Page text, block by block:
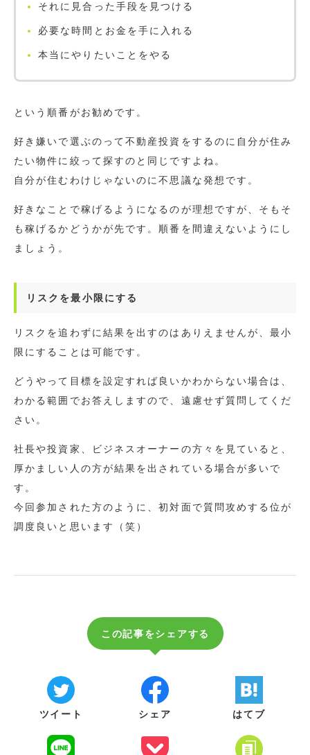
それに見合った手段を見つける
必要な時間とお金を手に入れる
本当にやりたいことをやる
という順番がお勧めです。
好き嫌いで選ぶのって不動産投資をするのに自分が住み
たい物件に絞って探すのと同じですよね。
自分が住むわけじゃないのに不思議な発想です。
好きなことで稼げるようになるのが理想ですが、そもそ
も稼げるかどうかが先です。順番を間違えないようにし
ましょう。
リスクを最小限にする
リスクを追わずに結果を出すのはありえませんが、最小
限にすることは可能です。
どうやって目標を設定すれば良いかわからない場合は、
わかる範囲でお答えしますので、遠慮せず質問してくだ
さい。
社長や投資家、ビジネスオーナーの方々を見ていると、
厚かましい人の方が結果を出されている場合が多いで
す。
今回参加された方のように、初対面で質問攻めする位が
調度良いと思います（笑）
この記事をシェアする
ツイート シェア はてブ